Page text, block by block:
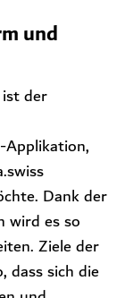
und
der
Dank der
wird es so
Ziele der
dass sich die